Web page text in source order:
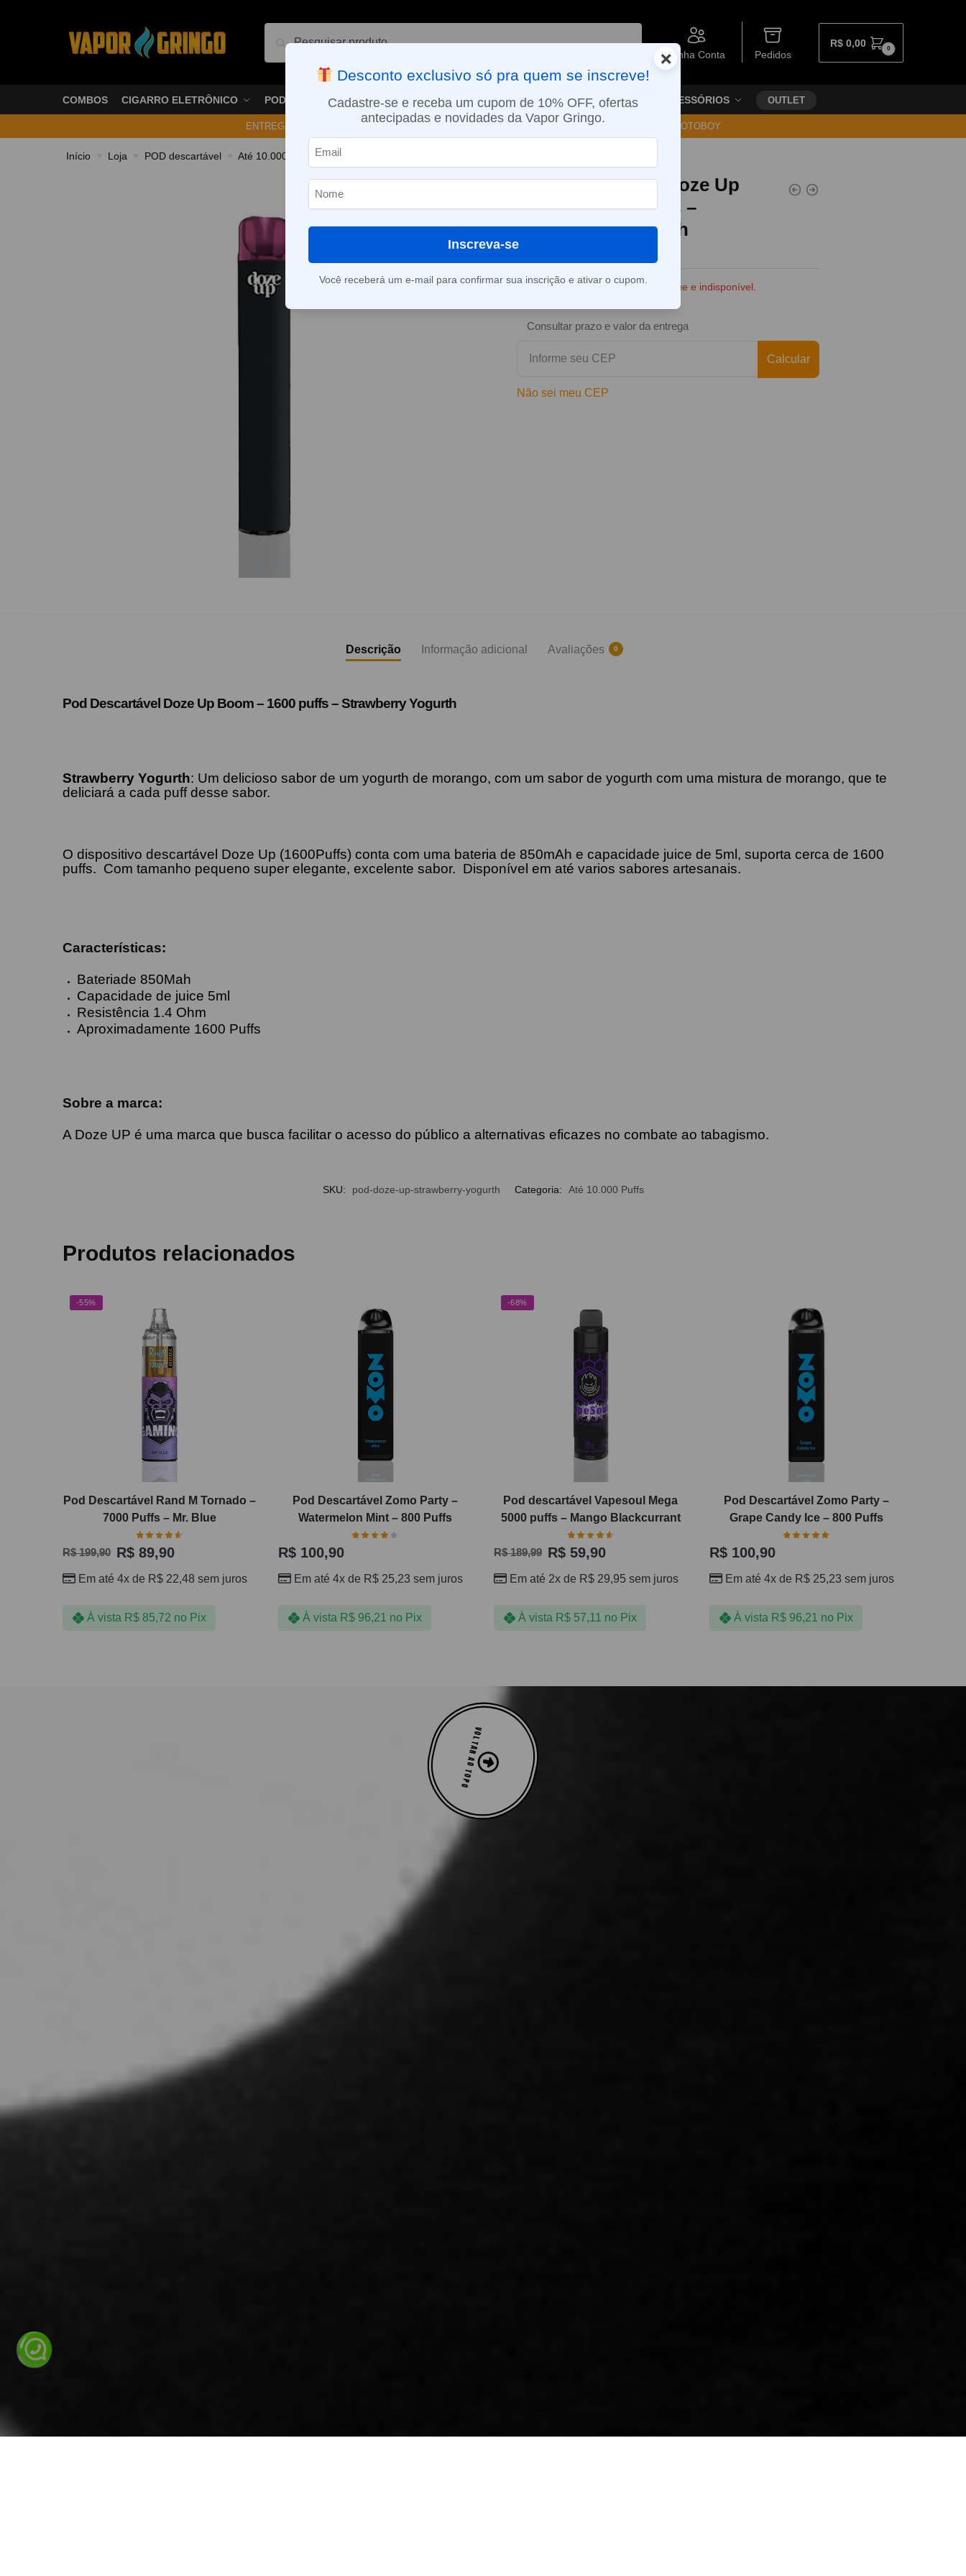
Pesquisar
Minha Conta Pedidos
R$ 0,00 0
COMBOS CIGARRO ELETRÔNICO PODS VAPORIZADOR DE ERVAS E-LIQUÍDOS NICOTINA ORAL ACESSÓRIOS OUTLET
ENTREGA NO MESMO DIA EM SÃO PAULO (SEG A SEX): PEDIDOS APROVADOS ATÉ 15:30 VIA MOTOBOY
Início » Loja » POD descartável » Até 10.000 Puffs » Pod Descartável Doze Up Boom – 1600 puffs – Strawberry Yogurth
Pod Descartável Doze Up
Boom – 1600 puffs –
Strawberry Yogurth
Este produto está fora de estoque e indisponível.
Consultar prazo e valor da entrega
Calcular
Não sei meu CEP
Descrição Informação adicional Avaliações 0
Pod Descartável Doze Up Boom – 1600 puffs –Strawberry Yogurth
Strawberry Yogurth: Um delicioso sabor de um yogurth de morango, com um sabor de yogurth com uma mistura de morango, que te
deliciará a cada puff desse sabor.
O dispositivo descartável Doze Up (1600Puffs) conta com uma bateria de 850mAh e capacidade juice de 5ml, suporta cerca de 1600
puffs. Com tamanho pequeno super elegante, excelente sabor. Disponível em até varios sabores artesanais.
Características:
Bateriade 850Mah
Capacidade de juice 5ml
Resistência 1.4 Ohm
Aproximadamente 1600 Puffs
Sobre a marca:
A Doze UP é uma marca que busca facilitar o acesso do público a alternativas eficazes no combate ao tabagismo.
SKU: pod-doze-up-strawberry-yogurth Categoria: Até 10.000 Puffs
Produtos relacionados
-55%
Pod Descartável Rand M Tornado –
7000 Puffs – Mr. Blue
R$199,90 R$ 89,90
Em até 4x de R$ 22,48 sem juros
À vista R$85,72 no Pix
Pod Descartável Zomo Party –
Watermelon Mint – 800 Puffs
R$ 100,90
Em até 4x de R$ 25,23 sem juros
À vista R$96,21 no Pix
-68%
Pod descartável Vapesoul Mega
5000 puffs – Mango Blackcurrant
R$189,99 R$59,90
Em até 2x de R$29,95 sem juros
À vista R$57,11 no Pix
Pod Descartável Zomo Party –
Grape Candy Ice – 800 Puffs
R$100,90
Em até 4x de R$25,23 sem juros
À vista R$96,21 no Pix
VOLTAR AO TOPO
×
Desconto exclusivo só pra quem se inscreve!
Cadastre-se e receba um cupom de 10% OFF, ofertas
antecipadas e novidades da Vapor Gringo.
Inscreva-se
Você receberá um e-mail para confirmar sua inscrição e ativar o cupom.